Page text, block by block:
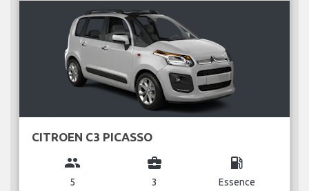
CITROEN C3 PICASSO
group
5
business_center
3
local_gas_station
Essence